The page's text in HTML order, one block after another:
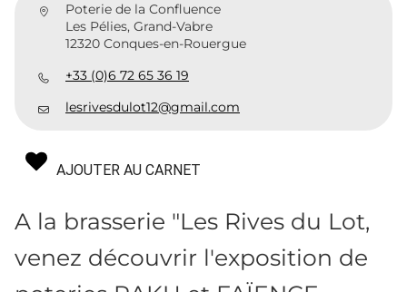
Poterie de la Confluence
Les Pélies, Grand-Vabre
12320 Conques-en-Rouergue
+33 (0)6 72 65 36 19
lesrivesdulot12@gmail.com
AJOUTER AU CARNET
A la brasserie "Les Rives du Lot,
venez découvrir l'exposition de